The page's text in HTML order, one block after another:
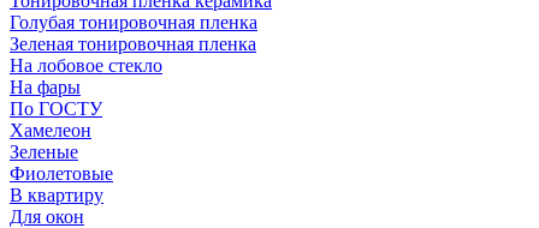
Голубая тонировочная пленка
Зеленая тонировочная пленка
На лобовое стекло
На фары
По ГОСТУ
Хамелеон
Зеленые
Фиолетовые
В квартиру
Для окон